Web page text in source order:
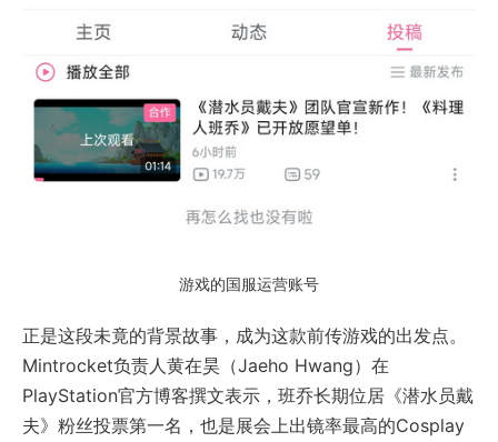
游戏的国服运营账号
正是这段未竟的背景故事，成为这款前传游戏的出发点。
Mintrocket负责人黄在昊（Jaeho Hwang）在
PlayStation官方博客撰文表示，班乔长期位居《潜水员戴
夫》粉丝投票第一名，也是展会上出镜率最高的Cosplay